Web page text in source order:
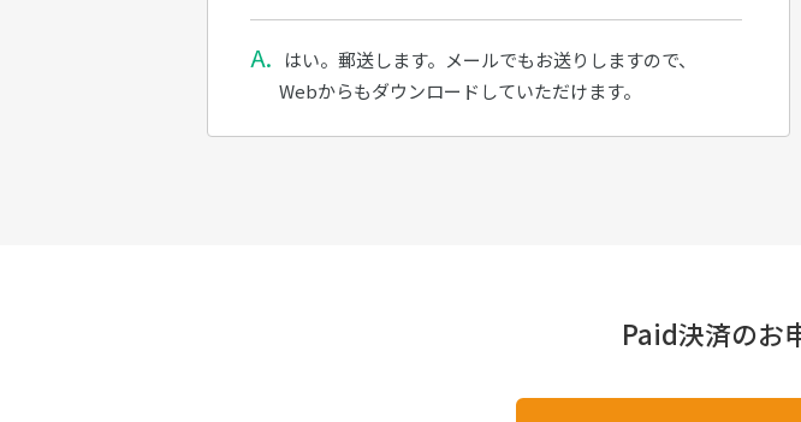
はい。郵送します。メールでもお送りしますので、
Webからもダウンロードしていただけます。
Paid決済のお